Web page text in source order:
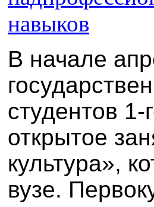
В начале
студентов 1-
открытое
культура»,
вузе.